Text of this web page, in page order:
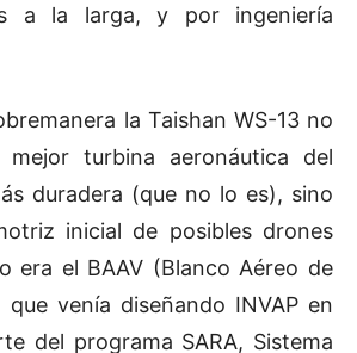
a la larga, y por ingeniería
la Taishan WS-13 no
turbina aeronáutica del
duradera (que no lo es), sino
inicial de posibles drones
era el BAAV (Blanco Aéreo de
que venía diseñando INVAP en
del programa SARA, Sistema